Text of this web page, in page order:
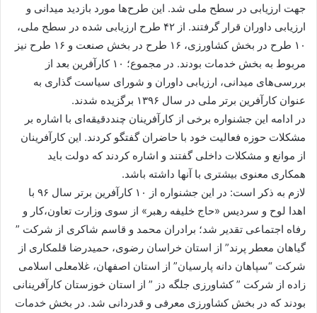
جهت ارزیابی در سطح ملی شد. این طرح‌ها مورد بازدید میدانی و
ارزیابی داوران قرار گرفتند. از ۴۲ طرح ارزیابی شده در سطح ملی،
۱۰ طرح در بخش کشاورزی، ۱۶ طرح در بخش صنعت و ۱۶ طرح نیز
مربوط به بخش خدمات بودند. در مجموع؛ ۱۰ کارآفرین بعد از
بررسی‌های میدانی، ارزیابی داوران و شورای سیاست گذاری به
عنوان کارآفرین برتر ملی در سال ۱۳۹۶ برگزیده شدند.
در ادامه این جشنواره برخی از کارآفرینان چنددقیقه‌ای با اشاره بر
مشکلات حوزه فعالیت خود با حاضران گفتگو کردند. این کارآفرینان
از موانع و مشکلات داخلی گفتند و اشاره کردند که دولت باید
همکاری معنوی بیشتری با آنها داشته باشد.
لازم به ذکر است: در این جشنواره از ۱۰ کارآفرین برتر سال ۹۶ با
اهدا لوح و سردیس «حاج خلیفه رهبر» از سوی وزارت تعاون،کار و
رفاه اجتماعی تقدیر شد؛ برادران محمد و قاسم شاکری از شرکت ”
گیاهان معطر پرند” از استان خراسان رضوی، حمیدرضا قلمکاری از
شرکت “سپاهان دانه پارسیان” از استان اصفهان، غلامعلی اسلامی
زاده از شرکت ” کشاورزی جلگه دز ” از استان خوزستان کارآفرینانی
بودند که در بخش کشاورزی معرفی و قدردانی شد. در بخش خدمات